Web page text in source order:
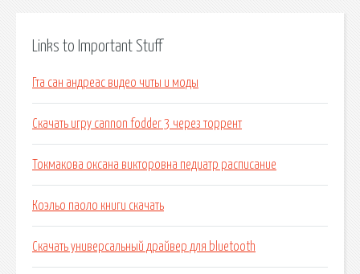
Links to Important Stuff
Гта сан андреас видео читы и моды
Скачать игру cannon fodder 3 через торрент
Токмакова оксана викторовна педиатр расписание
Коэльо паоло книги скачать
Скачать универсальный драйвер для bluetooth